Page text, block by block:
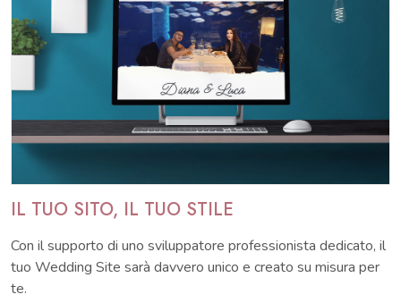
IL TUO SITO, IL TUO STILE
Con il supporto di uno sviluppatore professionista dedicato, il
tuo Wedding Site sarà davvero unico e creato su misura per
te.